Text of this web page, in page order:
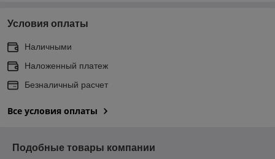
Условия оплаты
Наличными
Наложенный платеж
Безналичный расчет
Все условия оплаты
Подобные товары компании